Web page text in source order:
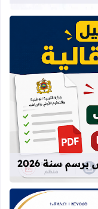
عن نتائج الحركة
برسم سنة 2026